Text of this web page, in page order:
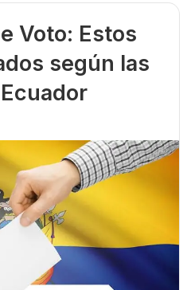
Voto: Estos
según las